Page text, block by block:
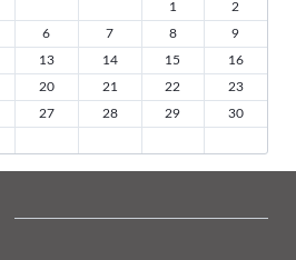
1
2
6 7 8
9
13 14 15
16
20 21 22
23
27 28 29
30